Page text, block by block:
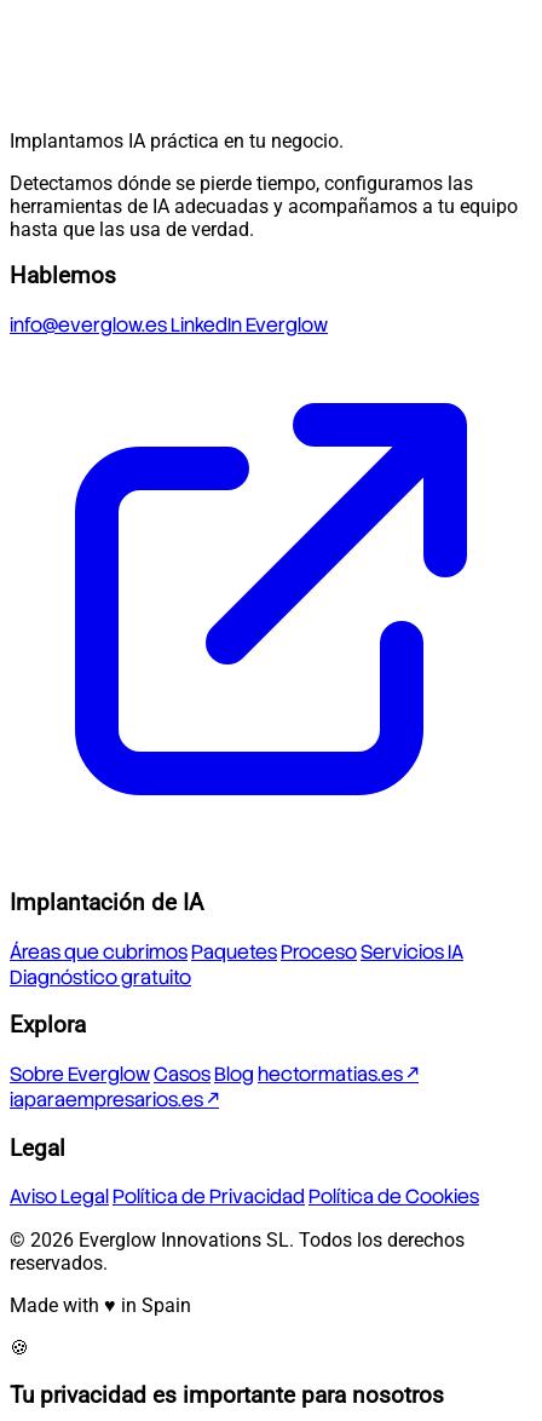
Implantamos IA práctica en tu negocio.
Detectamos dónde se pierde tiempo, configuramos las
herramientas de IA adecuadas y acompañamos a tu equipo
hasta que las usa de verdad.
Hablemos
info@everglow.esLinkedIn Everglow
Implantación de IA
Áreas que cubrimosPaquetesProcesoServicios IA
Diagnóstico gratuito
Explora
Sobre EverglowCasosBloghectormatias.es ↗
iaparaempresarios.es ↗
Legal
Aviso LegalPolítica de PrivacidadPolítica de Cookies
© 2026 Everglow Innovations SL. Todos los derechos
reservados.
Made with ♥ in Spain
🍪
Tu privacidad es importante para nosotros